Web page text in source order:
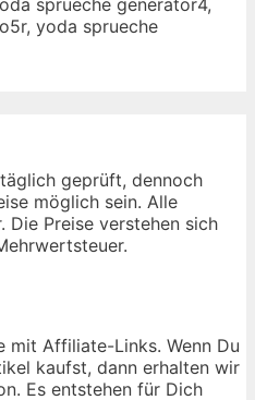
geprüft, dennoch
möglich sein. Alle
Die Preise verstehen sich
mit Affiliate-Links. Wenn Du
kaufst, dann erhalten wir
Es entstehen für Dich